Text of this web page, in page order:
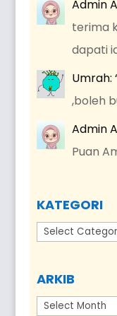
Admin
terima
dapati
Umrah:
,boleh
Admin
Puan
KATEGORI
Kategori
ARKIB
Arkib